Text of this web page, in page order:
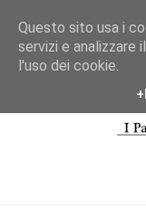
Questo sito usa i
servizi e analizzare
l'uso dei cookie.